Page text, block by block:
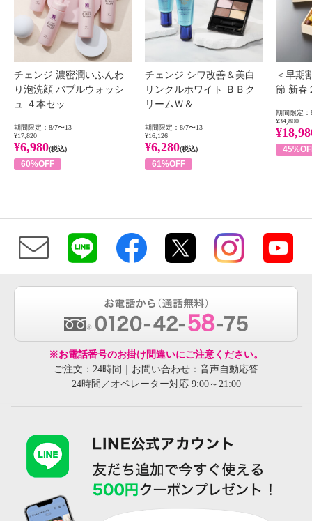
チェンジ 濃密潤いふんわ
り泡洗顔 バブルウォッシ
ュ ４本セッ...
期間限定：8/7〜13
¥17,820
¥6,980(税込)
60%OFF
チェンジ シワ改善＆美白
リンクルホワイト ＢＢク
リームＷ＆...
期間限定：8/7〜13
¥16,126
¥6,280(税込)
61%OFF
＜早期
節 新春
期間限定：
¥34,800
※お電話番号のお掛け間違いにご注意ください。
ご注文：24時間｜お問い合わせ：音声自動応答
24時間／オペレーター対応 9:00～21:00